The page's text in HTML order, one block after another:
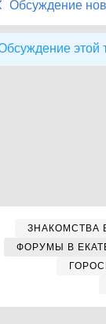
Обсуждение
этой
ЗНАКОМСТВА
ФОРУМЫ В